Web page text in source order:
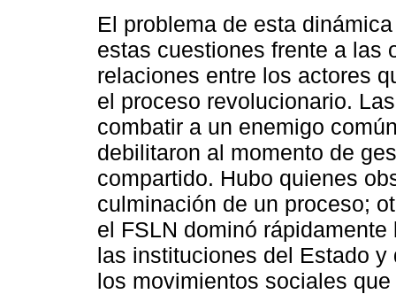
El problema de esta
estas cuestiones frente a las
relaciones entre los actores
el proceso revolucionario.
combatir a un enemigo
debilitaron al momento de
compartido. Hubo quienes
culminación de un proceso;
el FSLN dominó
las instituciones del Estado
los movimientos sociales